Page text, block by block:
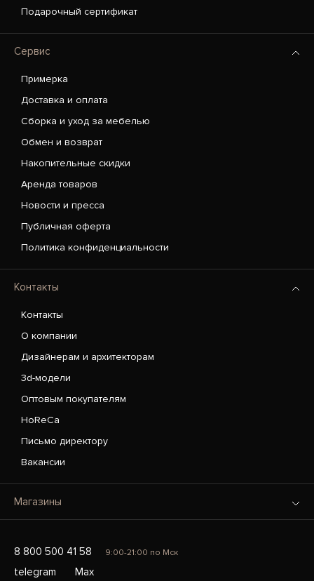
Подарочный сертификат
Сервис
Примерка
Доставка и оплата
Сборка и уход за мебелью
Обмен и возврат
Накопительные скидки
Аренда товаров
Новости и пресса
Публичная оферта
Политика конфиденциальности
Контакты
Контакты
О компании
Дизайнерам и архитекторам
3d-модели
Оптовым покупателям
HoReCa
Письмо директору
Вакансии
Магазины
8 800 500 41 58 9:00-21:00 по Мск
telegram Max